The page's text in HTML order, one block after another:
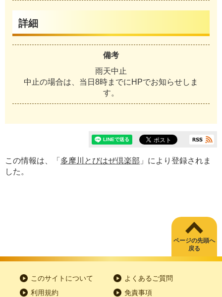
詳細
備考
雨天中止
中止の場合は、当日8時までにHPでお知らせしま
す。
この情報は、「 多摩川とびはぜ倶楽部 」により登録されま
した。
ページの先頭へ
戻る
このサイトについて
よくあるご質問
利用規約
免責事項